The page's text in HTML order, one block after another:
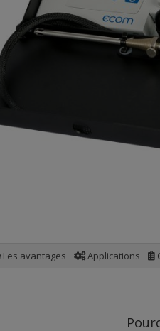
Les avantages Applications